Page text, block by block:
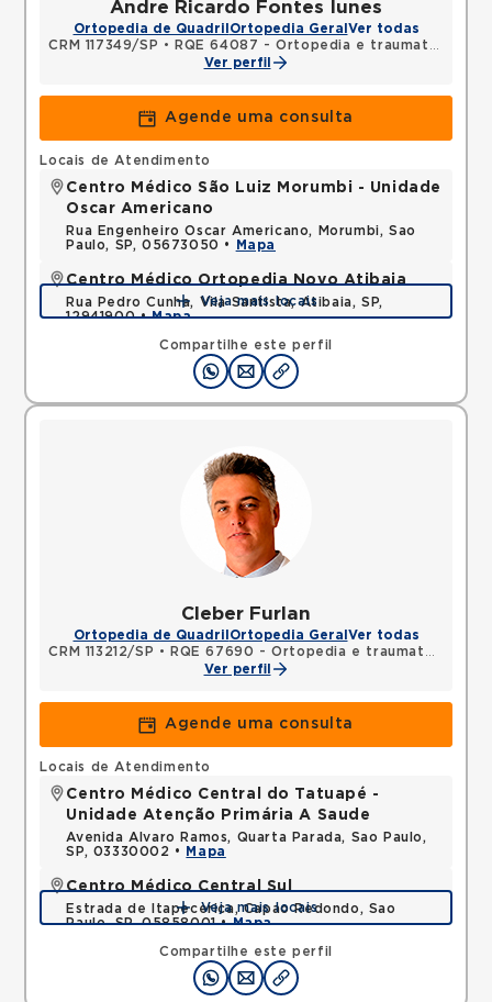
Andre Ricardo Fontes Iunes
Ortopedia de Quadril Ortopedia Geral Ver todas
CRM 117349/SP •
RQE 64087 - Ortopedia e traumatologia
Ver perfil
Agende uma consulta
Compartilhe este perfil
Locais de Atendimento
Centro Médico São Luiz Morumbi - Unidade
Oscar Americano
Rua Engenheiro Oscar Americano, Morumbi, Sao
Paulo, SP, 05673050 •
Mapa
Centro Médico Ortopedia Novo Atibaia
Rua Pedro Cunha, Vila Santista, Atibaia, SP,
12941900 •Mapa
Veja mais locais
Cleber Furlan
Ortopedia de Quadril Ortopedia Geral Ver todas
CRM 113212/SP •
RQE 67690 - Ortopedia e traumatologia
Ver perfil
Agende uma consulta
Compartilhe este perfil
Locais de Atendimento
Centro Médico Central do Tatuapé -
Unidade Atenção Primária A Saude
Avenida Alvaro Ramos, Quarta Parada, Sao Paulo,
SP, 03330002 •
Mapa
Centro Médico Central Sul
Estrada de Itapecerica, Capao Redondo, Sao
Paulo, SP, 05858001 •Mapa
Veja mais locais